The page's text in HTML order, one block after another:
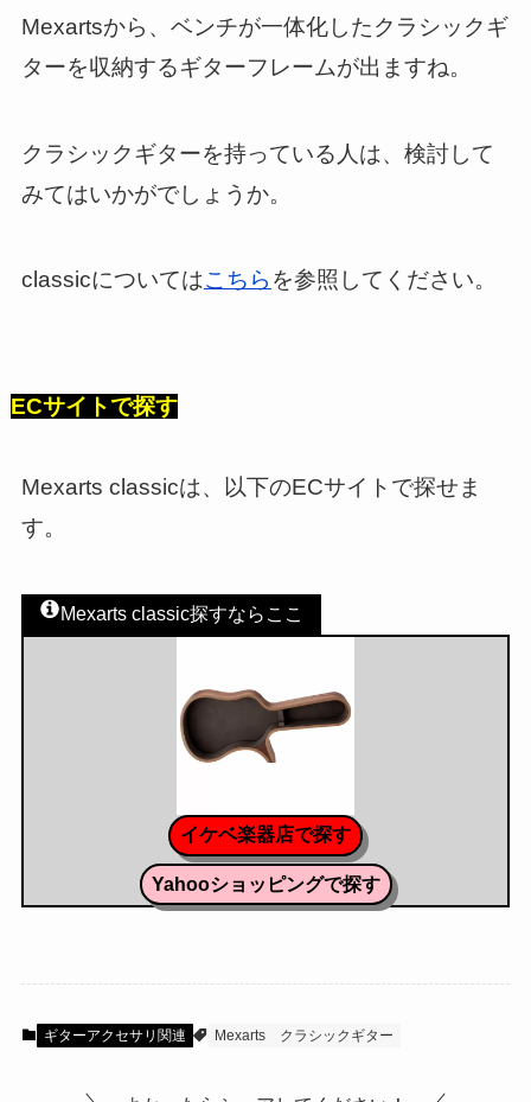
Mexartsから、ベンチが一体化したクラシックギ
ターを収納するギターフレームが出ますね。
クラシックギターを持っている人は、検討して
みてはいかがでしょうか。
classicについてはこちら を参照してください。
ECサイトで探す
Mexarts classicは、以下のECサイトで探せま
す。
Mexarts classic探すならここ
イケベ楽器店で探す
Yahooショッピングで探す
ギターアクセサリ関連 Mexarts クラシックギター